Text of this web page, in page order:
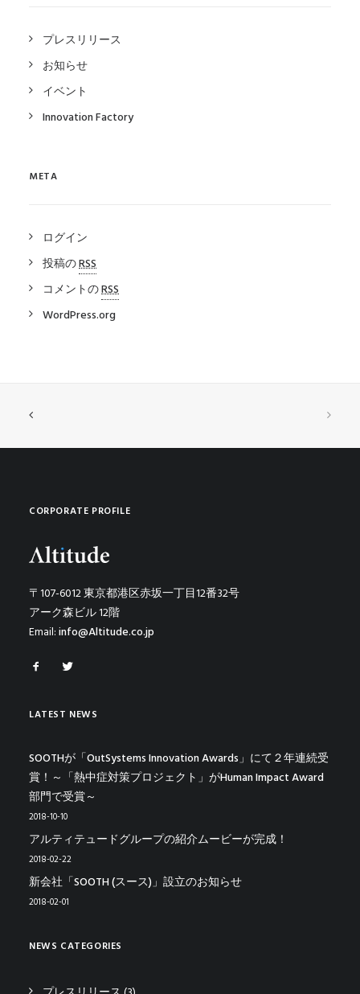
プレスリリース
お知らせ
イベント
Innovation Factory
META
ログイン
投稿のRSS
コメントのRSS
WordPress.org
CORPORATE PROFILE
〒107-6012 東京都港区赤坂一丁目12番32号
アーク森ビル 12階
Email:info@Altitude.co.jp
LATEST NEWS
SOOTHが「OutSystems Innovation Awards」にて２年連続受
賞！～「熱中症対策プロジェクト」がHuman Impact Award
部門で受賞～
2018-10-10
アルティテュードグループの紹介ムービーが完成！
2018-02-22
新会社「SOOTH (スース)」設立のお知らせ
2018-02-01
NEWS CATEGORIES